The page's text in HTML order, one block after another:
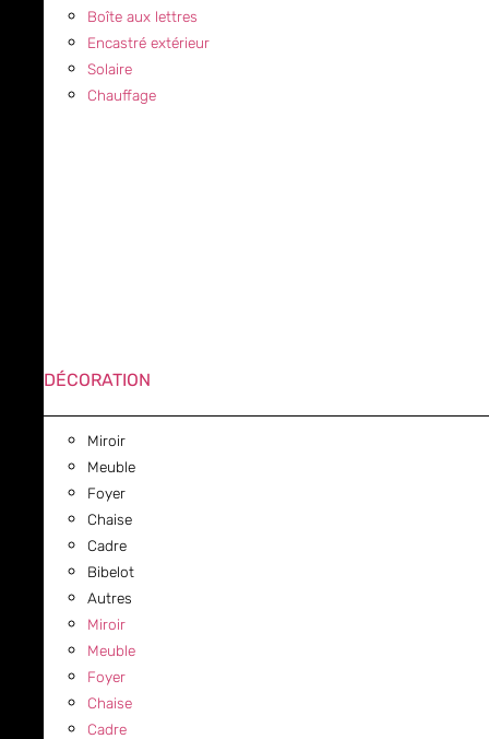
Boîte aux lettres
Encastré extérieur
Solaire
Chauffage
DÉCORATION
Miroir
Meuble
Foyer
Chaise
Cadre
Bibelot
Autres
Miroir
Meuble
Foyer
Chaise
Cadre